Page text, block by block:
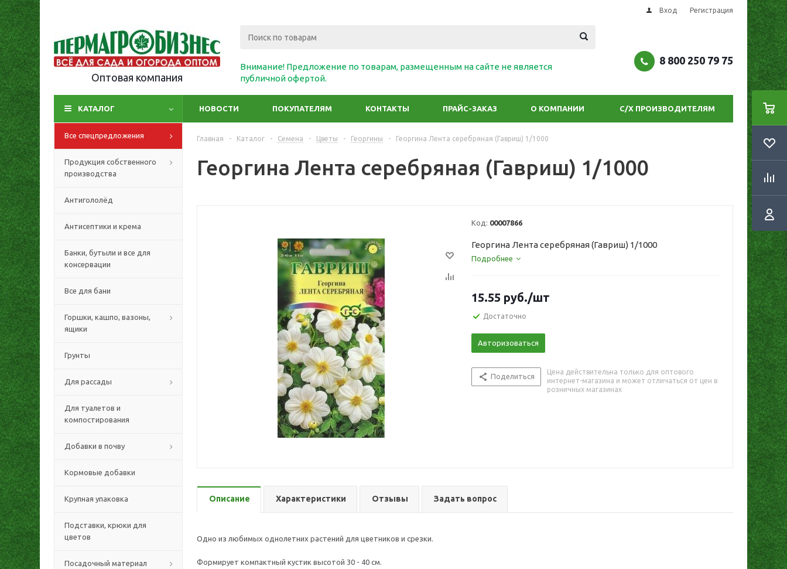
Вход Регистрация
Оптовая компания
Внимание! Предложение по товарам, размещенным на сайте не является
публичной офертой.
8 800 250 79 75
КАТАЛОГ НОВОСТИ ПОКУПАТЕЛЯМ КОНТАКТЫ ПРАЙС-ЗАКАЗ О КОМПАНИИ С/Х ПРОИЗВОДИТЕЛЯМ
Все спецпредложения
Продукция собственного
производства
Антигололёд
Антисептики и крема
Банки, бутыли и все для
консервации
Все для бани
Горшки, кашпо, вазоны,
ящики
Грунты
Для рассады
Для туалетов и
компостирования
Добавки в почву
Кормовые добавки
Крупная упаковка
Подставки, крюки для
цветов
Посадочный материал
Главная - Каталог - Семена - Цветы - Георгины - Георгина Лента серебряная (Гавриш) 1/1000
Георгина Лента серебряная (Гавриш) 1/1000
Код: 00007866
Георгина Лента серебряная (Гавриш) 1/1000
Подробнее
15.55 руб./шт
Достаточно
Авторизоваться
Поделиться
Цена действительна только для оптового
интернет-магазина и может отличаться от цен в
розничных магазинах
Описание Характеристики Отзывы Задать вопрос
Одно из любимых однолетних растений для цветников и срезки.
Формирует компактный кустик высотой 30 - 40 см.